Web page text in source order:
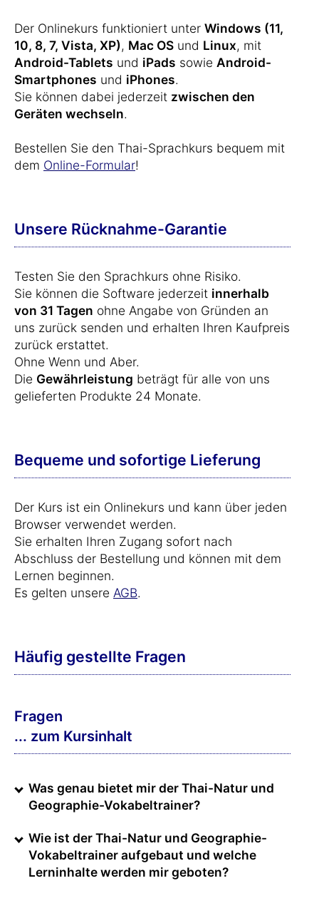
Der Onlinekurs funktioniert unter Windows (11,
10, 8, 7, Vista, XP), Mac OS und Linux, mit
Android-Tablets und iPads sowie Android-
Smartphones und iPhones.
Sie können dabei jederzeit zwischen den
Geräten wechseln.
Bestellen Sie den Thai-Sprachkurs bequem mit
dem Online-Formular!
Unsere Rücknahme-Garantie
Testen Sie den Sprachkurs ohne Risiko.
Sie können die Software jederzeit innerhalb
von 31 Tagen ohne Angabe von Gründen an
uns zurück senden und erhalten Ihren Kaufpreis
zurück erstattet.
Ohne Wenn und Aber.
Die Gewährleistung beträgt für alle von uns
gelieferten Produkte 24 Monate.
Bequeme und sofortige Lieferung
Der Kurs ist ein Onlinekurs und kann über jeden
Browser verwendet werden.
Sie erhalten Ihren Zugang sofort nach
Abschluss der Bestellung und können mit dem
Lernen beginnen.
Es gelten unsere AGB.
Häufig gestellte Fragen
Fragen
... zum Kursinhalt
Was genau bietet mir der Thai-Natur und
Geographie-Vokabeltrainer?
Wie ist der Thai-Natur und Geographie-
Vokabeltrainer aufgebaut und welche
Lerninhalte werden mir geboten?